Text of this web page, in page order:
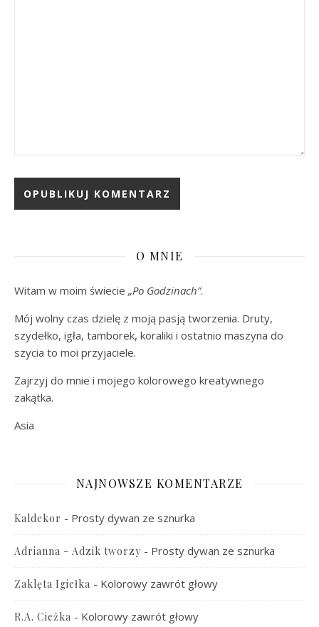
O MNIE
Witam w moim świecie „Po Godzinach”.
Mój wolny czas dzielę z moją pasją tworzenia. Druty,
szydełko, igła, tamborek, koraliki i ostatnio maszyna do
szycia to moi przyjaciele.
Zajrzyj do mnie i mojego kolorowego kreatywnego
zakątka.
Asia
NAJNOWSZE KOMENTARZE
Kaldekor - Prosty dywan ze sznurka
Adrianna - Adzik tworzy - Prosty dywan ze sznurka
Zaklęta Igiełka - Kolorowy zawrót głowy
R.A. Cieżka - Kolorowy zawrót głowy